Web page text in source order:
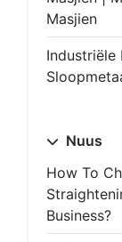
Masjien
Industriële
Nuus
How To
Business?